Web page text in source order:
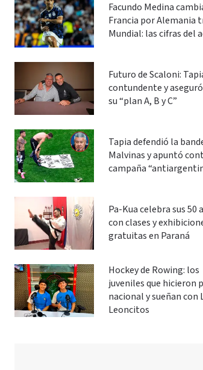
Facundo Medina
Francia por Alemania
Mundial: las cifras del
Futuro de Scaloni:
contundente y aseguró
su “plan A, B y C”
Tapia defendió la
Malvinas y apuntó
campaña
Pa-Kua celebra sus 50
con clases y
gratuitas en Paraná
Hockey de Rowing: los
juveniles que hicieron
nacional y sueñan con
Leoncitos